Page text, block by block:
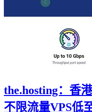
the.hosting：香
不限流量VPS低